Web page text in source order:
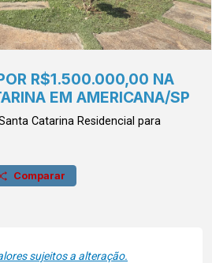
R$1.500.000,00 NA
EM AMERICANA/SP
Catarina Residencial para
Comparar
sujeitos a alteração.